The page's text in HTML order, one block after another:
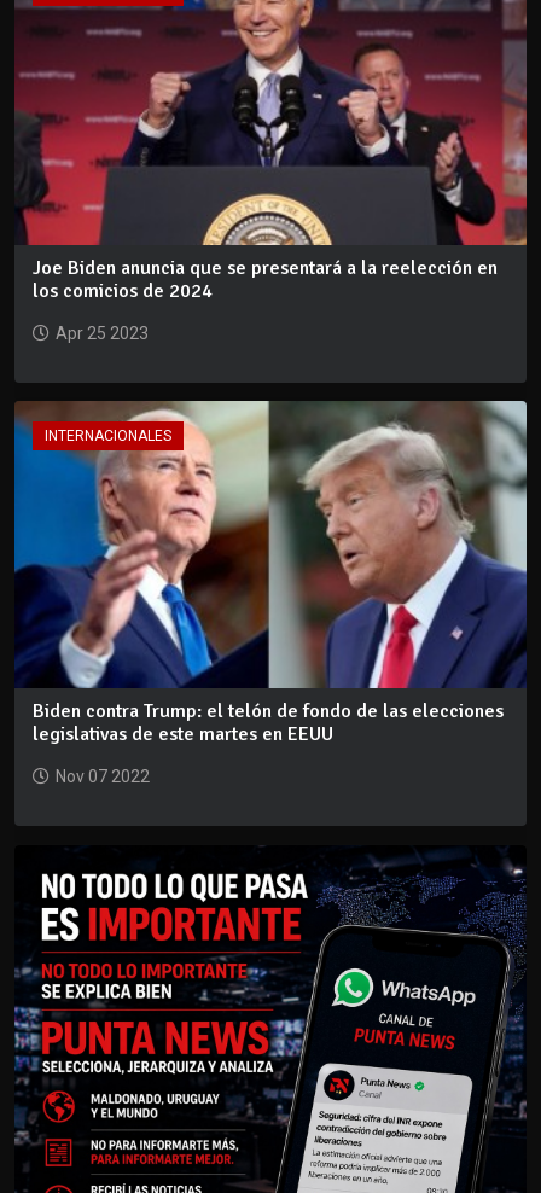
Joe Biden anuncia que se presentará a la reelección en
los comicios de 2024
Apr 25 2023
INTERNACIONALES
Biden contra Trump: el telón de fondo de las elecciones
legislativas de este martes en EEUU
Nov 07 2022